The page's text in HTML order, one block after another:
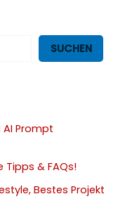
SUCHEN
AI Prompt
Tipps & FAQs!
Bestes Projekt